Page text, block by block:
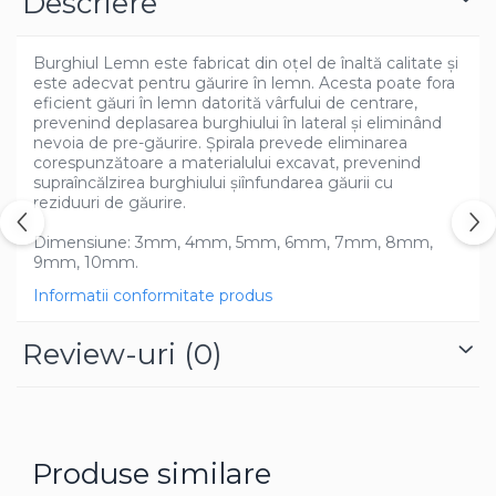
Azalee
Barba Imparatului
Brumarele
Cactus
Caldarusa
Carciumareasa
Carciumareasa
Castravete Decor
Clarkia
Cobea
Degetul Rosu
Burghiul Lemn este fabricat din oțel de înaltă calitate și
este adecvat pentru găurire în lemn. Acesta poate fora
eficient găuri în lemn datorită vârfului de centrare,
prevenind deplasarea burghiului în lateral și eliminând
nevoia de pre-găurire. Șpirala prevede eliminarea
corespunzătoare a materialului excavat, prevenind
supraîncălzirea burghiului șiînfundarea găurii cu
reziduuri de găurire.
Dimensiune: 3mm, 4mm, 5mm, 6mm, 7mm, 8mm,
9mm, 10mm.
Informatii conformitate produs
Review-uri (0)
Produse similare